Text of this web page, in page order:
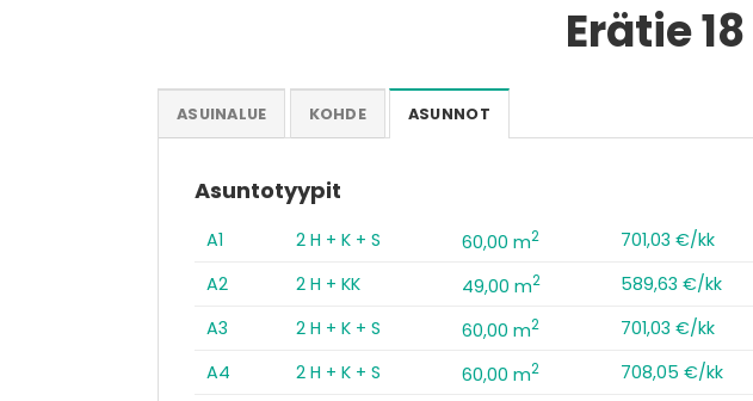
Erätie
ASUINALUE KOHDE ASUNNOT
Asuntotyypit
A1 2 H + K + S 60,00 m2
701,03 €/kk
A2
2 H + KK 49,00 m2
589,63 €/kk
A3
2 H + K + S 60,00 m2
701,03 €/kk
A4
2 H + K + S 60,00 m2
708,05 €/kk